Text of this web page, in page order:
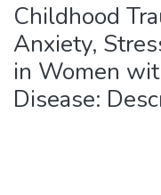
Childhood
Anxiety,
in Women
Disease: